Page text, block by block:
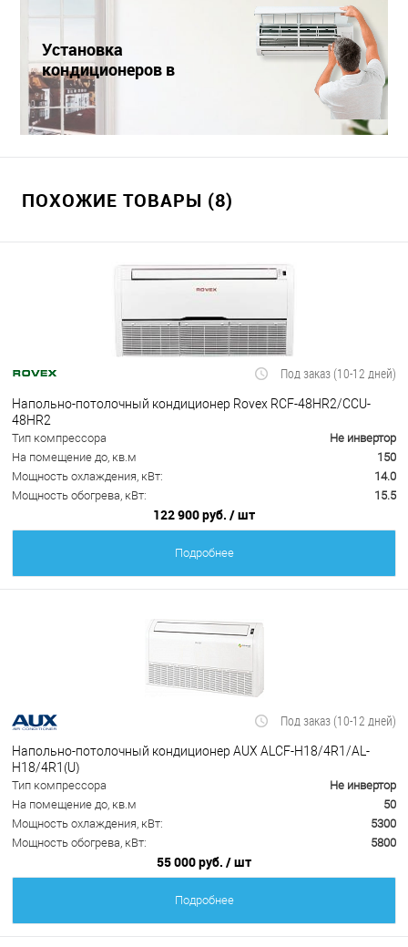
Установка
кондиционеров в
Краснодаре
ПОХОЖИЕ ТОВАРЫ (8)
Под заказ (10-12 дней)
Напольно-потолочный кондиционер Rovex RCF-48HR2/CCU-
48HR2
Тип компрессора
Не инвертор
На помещение до, кв.м
150
Мощность охлаждения, кВт:
14.0
Мощность обогрева, кВт:
15.5
122 900 руб. / шт
Подробнее
Под заказ (10-12 дней)
Напольно-потолочный кондиционер AUX ALCF-H18/4R1/AL-
H18/4R1(U)
Тип компрессора
Не инвертор
На помещение до, кв.м
50
Мощность охлаждения, кВт:
5300
Мощность обогрева, кВт:
5800
55 000 руб. / шт
Подробнее